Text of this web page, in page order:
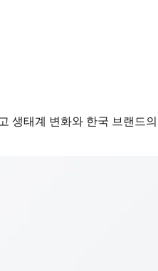
생태계 변화와 한국 브랜드